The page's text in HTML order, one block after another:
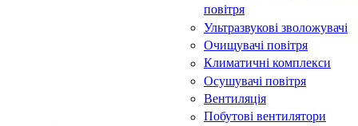
повітря
Ультразвукові зволожувачі
Очищувачі повітря
Климатичні комплекси
Осушувачі повітря
Вентиляція
Побутові вентилятори